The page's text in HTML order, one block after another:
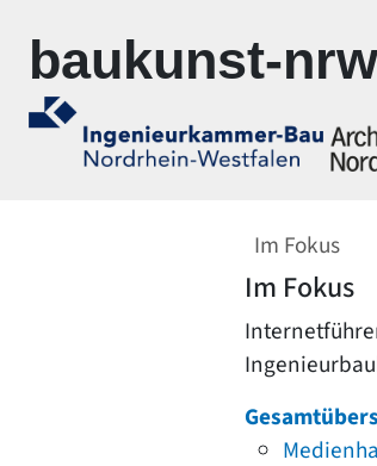
baukunst-nrw
Im Fokus
Im Fokus